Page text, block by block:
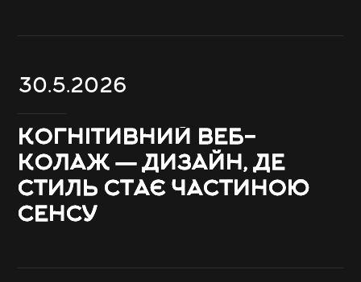
30.5.2026
КОГНІТИВНИЙ ВЕБ-
КОЛАЖ — ДИЗАЙН, ДЕ
СТИЛЬ СТАЄ ЧАСТИНОЮ
СЕНСУ